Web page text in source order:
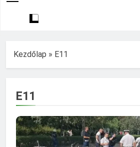
Kezdőlap » E11
E11